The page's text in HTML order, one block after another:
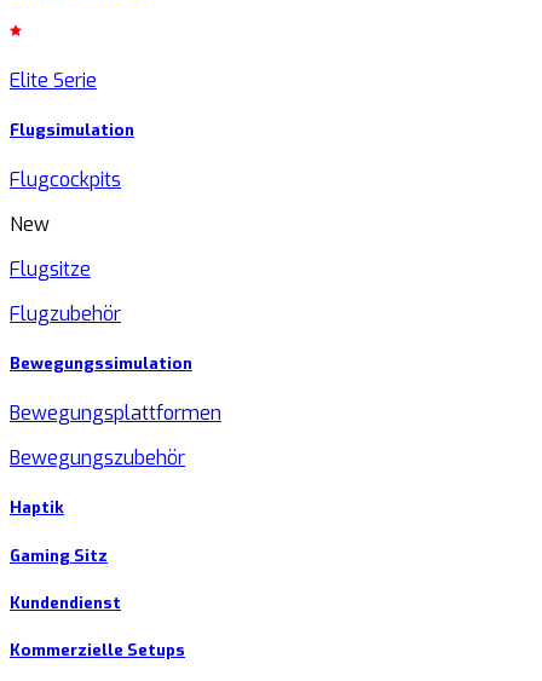
Elite Serie
Flugsimulation
Flugcockpits
New
Flugsitze
Flugzubehör
Bewegungssimulation
Bewegungsplattformen
Bewegungszubehör
Haptik
Gaming Sitz
Kundendienst
Kommerzielle Setups